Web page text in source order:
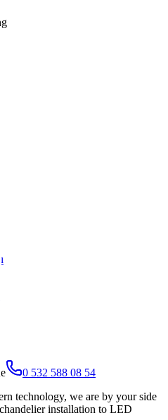
0 532 588 08 54
technology, we are by your side
installation to LED